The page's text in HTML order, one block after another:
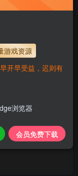
联系QQ：3317425885
游戏资源
开早受益，迟则有
浏览器
会员免费下载